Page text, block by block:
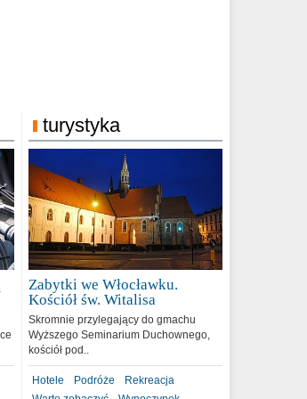
turystyka
Zabytki we Włocławku.
Kościół św. Witalisa
Skromnie przylegający do gmachu
Wyższego Seminarium Duchownego,
kościół pod..
Hotele Podróże
Rekreacja